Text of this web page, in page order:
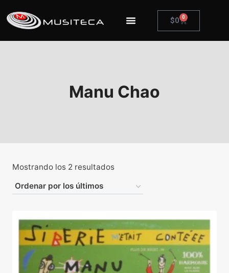
$0 0
Manu Chao
Mostrando los 2 resultados